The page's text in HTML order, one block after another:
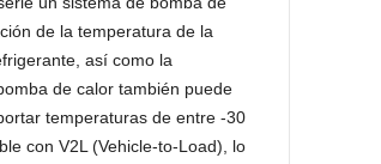
de la temperatura de la
así como la
de calor también puede
temperaturas de entre -30
con V2L (Vehicle-to-Load), lo